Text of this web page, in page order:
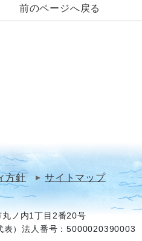
前のページへ戻る
方針 サイトマップ
丸ノ内1丁目2番20号
表）法人番号：5000020390003